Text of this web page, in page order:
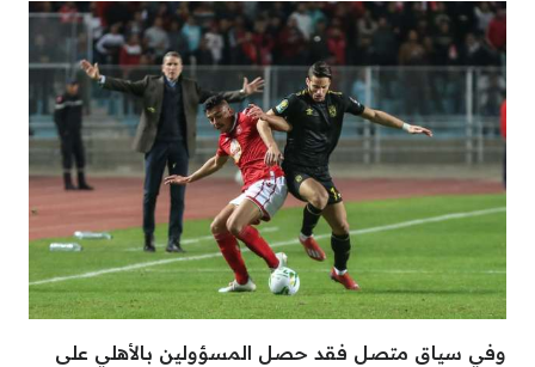
وفي سياق متصل فقد حصل المسؤولين بالأهلي على